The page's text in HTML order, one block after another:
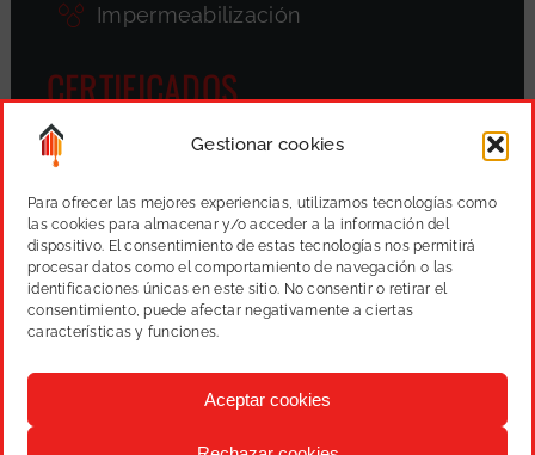
Gestionar cookies
Para ofrecer las mejores experiencias, utilizamos tecnologías como
las cookies para almacenar y/o acceder a la información del
dispositivo. El consentimiento de estas tecnologías nos permitirá
procesar datos como el comportamiento de navegación o las
identificaciones únicas en este sitio. No consentir o retirar el
consentimiento, puede afectar negativamente a ciertas
características y funciones.
Aceptar cookies
Impermeabilización
CERTIFICADOS